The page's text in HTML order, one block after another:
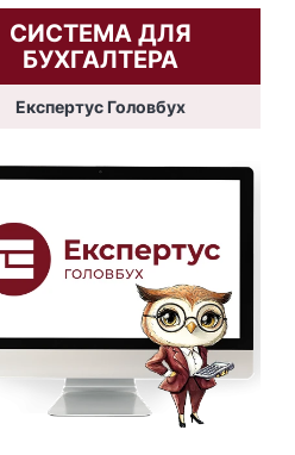
СИСТЕМА ДЛЯ
БУХГАЛТЕРА
Експертус Головбух